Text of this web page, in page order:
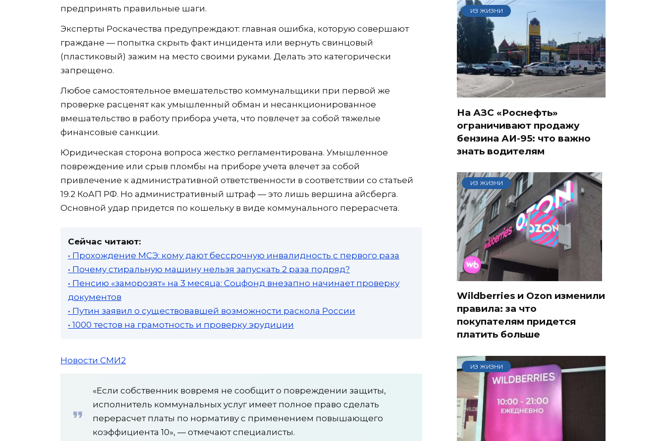
предпринять правильные шаги.
Эксперты Роскачества предупреждают: главная ошибка, которую совершают
граждане — попытка скрыть факт инцидента или вернуть свинцовый
(пластиковый) зажим на место своими руками. Делать это категорически
запрещено.
Любое самостоятельное вмешательство коммунальщики при первой же
проверке расценят как умышленный обман и несанкционированное
вмешательство в работу прибора учета, что повлечет за собой тяжелые
финансовые санкции.
Юридическая сторона вопроса жестко регламентирована. Умышленное
повреждение или срыв пломбы на приборе учета влечет за собой
привлечение к административной ответственности в соответствии со статьей
19.2 КоАП РФ. Но административный штраф — это лишь вершина айсберга.
Основной удар придется по кошельку в виде коммунального перерасчета.
Сейчас читают:
• Прохождение МСЭ: кому дают бессрочную инвалидность с первого раза
• Почему стиральную машину нельзя запускать 2 раза подряд?
• Пенсию «заморозят» на 3 месяца: Соцфонд внезапно начинает проверку
документов
• Путин заявил о существовавшей возможности раскола России
• 1000 тестов на грамотность и проверку эрудиции
Новости СМИ2
«Если собственник вовремя не сообщит о повреждении защиты,
исполнитель коммунальных услуг имеет полное право сделать
перерасчет платы по нормативу с применением повышающего
коэффициента 10», — отмечают специалисты.
ИЗ ЖИЗНИ
На АЗС «Роснефть»
ограничивают продажу
бензина АИ-95: что важно
знать водителям
ИЗ ЖИЗНИ
Wildberries и Ozon изменили
правила: за что
покупателям придется
платить больше
ИЗ ЖИЗНИ